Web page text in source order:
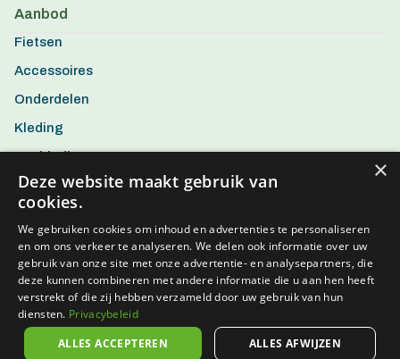
Aanbod
Fietsen
Accessoires
Onderdelen
Kleding
Aanbiedingen
×
Deze website maakt gebruik van
cookies.
We gebruiken cookies om inhoud en advertenties te personaliseren
en om ons verkeer te analyseren. We delen ook informatie over uw
gebruik van onze site met onze advertentie- en analysepartners, die
deze kunnen combineren met andere informatie die u aan hen heeft
verstrekt of die zij hebben verzameld door uw gebruik van hun
diensten. Privacybeleid
ALLES ACCEPTEREN
ALLES AFWIJZEN